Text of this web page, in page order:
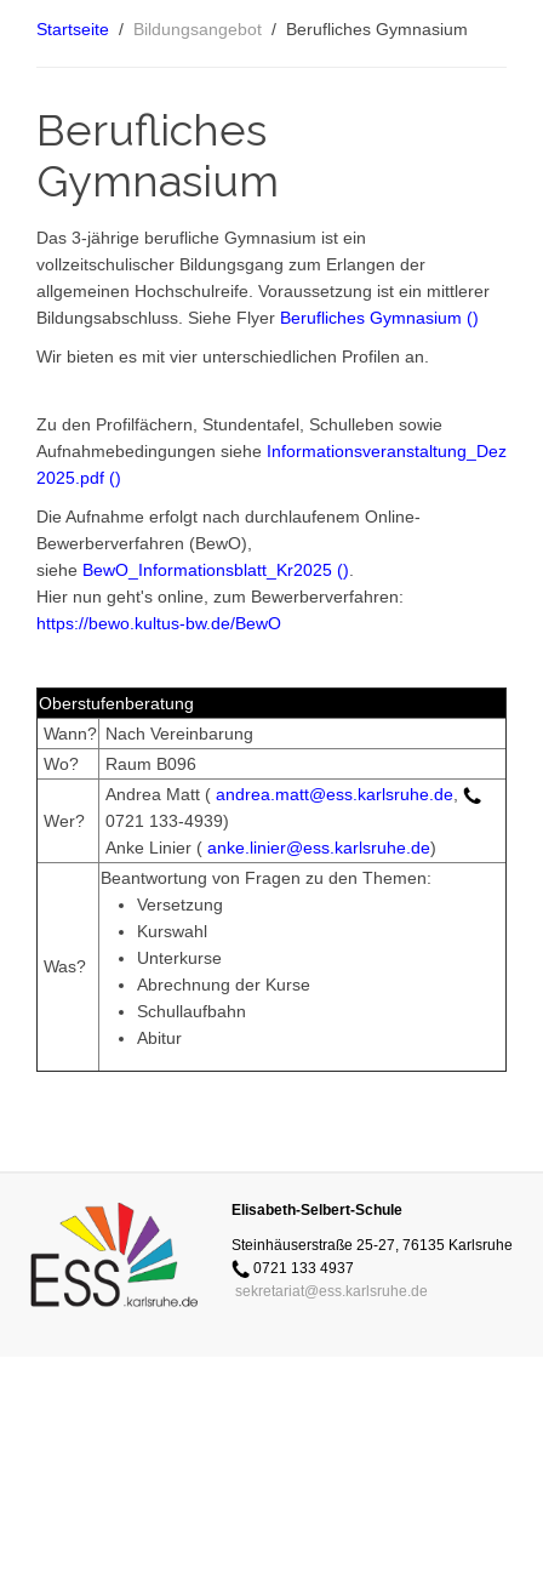
Startseite Bildungsangebot Berufliches Gymnasium
Berufliches
Gymnasium
Das 3-jährige berufliche Gymnasium ist ein
vollzeitschulischer Bildungsgang zum Erlangen der
allgemeinen Hochschulreife. Voraussetzung ist ein mittlerer
Bildungsabschluss. Siehe Flyer Berufliches Gymnasium ()
Wir bieten es mit vier unterschiedlichen Profilen an.
Zu den Profilfächern, Stundentafel, Schulleben sowie
Aufnahmebedingungen siehe Informationsveranstaltung_Dez
2025.pdf ()
Die Aufnahme erfolgt nach durchlaufenem Online-
Bewerberverfahren (BewO),
siehe BewO_Informationsblatt_Kr2025 ()
Hier nun geht's online, zum Bewerberverfahren:
https://bewo.kultus-bw.de/BewO
Oberstufenberatung
Wann? Nach Vereinbarung
Wo?
Raum B096
Wer?
Andrea Matt ( andrea.matt@ess.karlsruhe.de
0721 133-4939)
Anke Linier ( anke.linier@ess.karlsruhe.de)
Was?
Beantwortung von Fragen zu den Themen:
Versetzung
Kurswahl
Unterkurse
Abrechnung der Kurse
Schullaufbahn
Abitur
Elisabeth-Selbert-Schule
Steinhäuserstraße 25-27, 76135 Karlsruhe
0721 133 4937
sekretariat@ess.karlsruhe.de